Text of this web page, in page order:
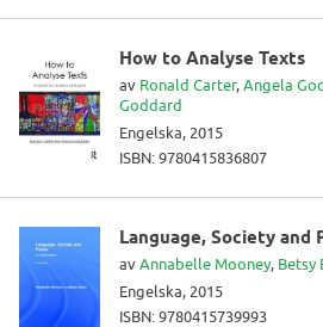
How to Analyse Texts
av Ronald Carter,Angela
Goddard
Engelska, 2015
ISBN: 9780415836807
Language, Society and
avAnnabelle Mooney, Betsy
Engelska, 2015
ISBN: 9780415739993